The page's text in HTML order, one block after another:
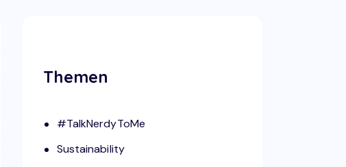
Themen
#TalkNerdyToMe
Sustainability